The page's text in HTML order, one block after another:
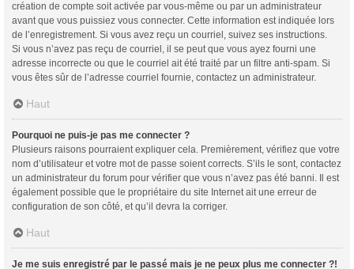
création de compte soit activée par vous-même ou par un administrateur
avant que vous puissiez vous connecter. Cette information est indiquée lors
de l’enregistrement. Si vous avez reçu un courriel, suivez ses instructions.
Si vous n’avez pas reçu de courriel, il se peut que vous ayez fourni une
adresse incorrecte ou que le courriel ait été traité par un filtre anti-spam. Si
vous êtes sûr de l’adresse courriel fournie, contactez un administrateur.
Haut
Pourquoi ne puis-je pas me connecter ?
Plusieurs raisons pourraient expliquer cela. Premièrement, vérifiez que votre
nom d’utilisateur et votre mot de passe soient corrects. S’ils le sont, contactez
un administrateur du forum pour vérifier que vous n’avez pas été banni. Il est
également possible que le propriétaire du site Internet ait une erreur de
configuration de son côté, et qu’il devra la corriger.
Haut
Je me suis enregistré par le passé mais je ne peux plus me connecter ?!